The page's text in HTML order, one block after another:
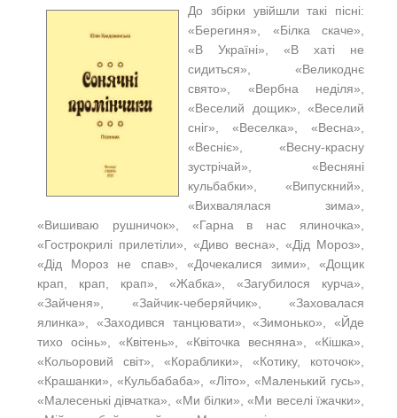
До збірки увійшли такі пісні:
«Берегиня», «Білка скаче»,
«В Україні», «В хаті не
сидиться», «Великоднє
свято», «Вербна неділя»,
«Веселий дощик», «Веселий
сніг», «Веселка», «Весна»,
«Весніє», «Весну-красну
зустрічай», «Весняні
кульбабки», «Випускний»,
«Вихвалялася зима»,
«Вишиваю рушничок», «Гарна в нас ялиночка»,
«Гострокрилі прилетіли», «Диво весна», «Дід Мороз»,
«Дід Мороз не спав», «Дочекалися зими», «Дощик
крап, крап, крап», «Жабка», «Загубилося курча»,
«Зайченя», «Зайчик-чеберяйчик», «Заховалася
ялинка», «Заходився танцювати», «Зимонько», «Йде
тихо осінь», «Квітень», «Квіточка весняна», «Кішка»,
«Кольоровий світ», «Кораблики», «Котику, коточок»,
«Крашанки», «Кульбабаба», «Літо», «Маленький гусь»,
«Малесенькі дівчатка», «Ми білки», «Ми веселі їжачки»,